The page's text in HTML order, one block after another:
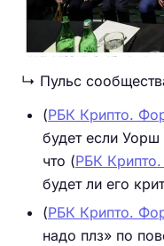
↳ Пульс
(РБК Крипто.
будет если Уорш
что (РБК
будет ли его
(РБК Крипто.
надо плз» по